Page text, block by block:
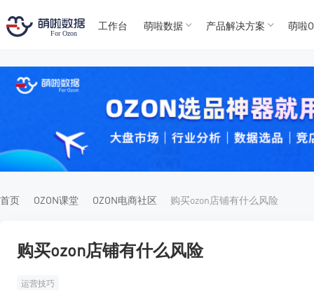
For
For
工作台 萌啦数据 产品解决方案 萌啦
首页 OZON课堂 OZON电商社区 购买ozon店铺有什么风险
购买ozon店铺有什么风险
运营技巧